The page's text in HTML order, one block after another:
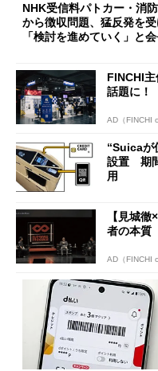
NHK受信料パトカー・消
から徴収問題、猛反発を
「検討を進めていく」と
FINCHI
話題に！
AD（FINCHI
“Suicaが
設置 期
用
【見城
者の本質
AD（FINCHI